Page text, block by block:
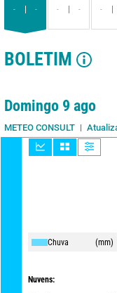
- - - - -
BOLETIM
1 dia
Domingo 9 ago
METEO CONSULT
Chuva (mm)
Nuvens: